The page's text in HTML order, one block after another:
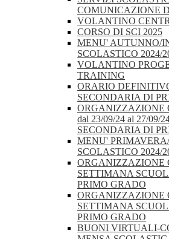
COMUNICAZIONE
VOLANTINO
CORSO DI SCI 2025
MENU' AUTUNNO/
SCOLASTICO 2024/
VOLANTINO
TRAINING
ORARIO
SECONDARIA DI
ORGANIZZAZIONE
dal 23/09/24 al 27/09/
SECONDARIA DI
MENU'
SCOLASTICO 2024/
ORGANIZZAZIONE
SETTIMANA
PRIMO GRADO
ORGANIZZAZIONE
SETTIMANA
PRIMO GRADO
BUONI VIRTUALI-